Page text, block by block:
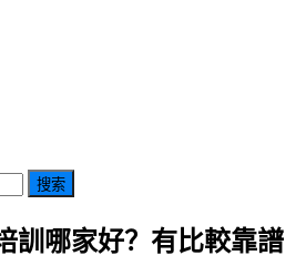
搜索
訓哪家好？有比較靠譜